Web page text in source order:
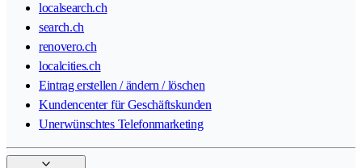
localsearch.ch
search.ch
renovero.ch
localcities.ch
Eintrag erstellen / ändern / löschen
Kundencenter für Geschäftskunden
Unerwünschtes Telefonmarketing